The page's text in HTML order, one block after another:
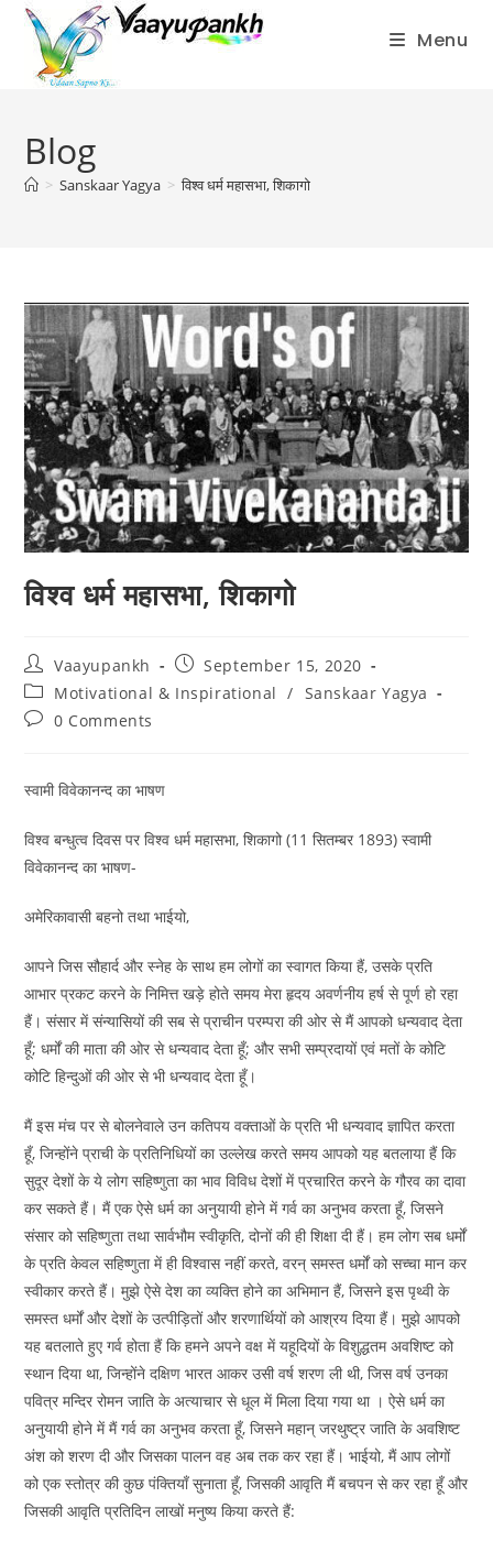
content
Menu
Blog
> Sanskaar Yagya > विश्व धर्म महासभा, शिकागो
विश्व धर्म महासभा, शिकागो
Post
author:
Vaayupankh
Post
published:
September 15, 2020
Post
category:
Motivational & Inspirational / Sanskaar Yagya
Post0 Comments
स्वामी विवेकानन्द का भाषण
विश्व बन्धुत्व दिवस पर विश्व धर्म महासभा, शिकागो (11 सितम्बर 1893) स्वामी
विवेकानन्द का भाषण-
अमेरिकावासी बहनो तथा भाईयो,
आपने जिस सौहार्द और स्नेह के साथ हम लोगों का स्वागत किया हैं, उसके प्रति
आभार प्रकट करने के निमित्त खड़े होते समय मेरा हृदय अवर्णनीय हर्ष से पूर्ण हो रहा
हैं। संसार में संन्यासियों की सब से प्राचीन परम्परा की ओर से मैं आपको धन्यवाद देता
हूँ; धर्मों की माता की ओर से धन्यवाद देता हूँ; और सभी सम्प्रदायों एवं मतों के कोटि
कोटि हिन्दुओं की ओर से भी धन्यवाद देता हूँ।
मैं इस मंच पर से बोलनेवाले उन कतिपय वक्ताओं के प्रति भी धन्यवाद ज्ञापित करता
हूँ, जिन्होंने प्राची के प्रतिनिधियों का उल्लेख करते समय आपको यह बतलाया हैं कि
सुदूर देशों के ये लोग सहिष्णुता का भाव विविध देशों में प्रचारित करने के गौरव का दावा
कर सकते हैं। मैं एक ऐसे धर्म का अनुयायी होने में गर्व का अनुभव करता हूँ, जिसने
संसार को सहिष्णुता तथा सार्वभौम स्वीकृति, दोनों की ही शिक्षा दी हैं। हम लोग सब धर्मों
के प्रति केवल सहिष्णुता में ही विश्वास नहीं करते, वरन् समस्त धर्मों को सच्चा मान कर
स्वीकार करते हैं। मुझे ऐसे देश का व्यक्ति होने का अभिमान हैं, जिसने इस पृथ्वी के
समस्त धर्मों और देशों के उत्पीड़ितों और शरणार्थियों को आश्रय दिया हैं। मुझे आपको
यह बतलाते हुए गर्व होता हैं कि हमने अपने वक्ष में यहूदियों के विशुद्धतम अवशिष्ट को
स्थान दिया था, जिन्होंने दक्षिण भारत आकर उसी वर्ष शरण ली थी, जिस वर्ष उनका
पवित्र मन्दिर रोमन जाति के अत्याचार से धूल में मिला दिया गया था । ऐसे धर्म का
अनुयायी होने में मैं गर्व का अनुभव करता हूँ, जिसने महान् जरथुष्ट्र जाति के अवशिष्ट
अंश को शरण दी और जिसका पालन वह अब तक कर रहा हैं। भाईयो, मैं आप लोगों
को एक स्तोत्र की कुछ पंक्तियाँ सुनाता हूँ, जिसकी आवृति मैं बचपन से कर रहा हूँ और
जिसकी आवृति प्रतिदिन लाखों मनुष्य किया करते हैं: